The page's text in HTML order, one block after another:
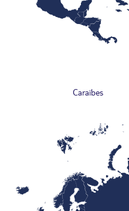
Caraïbes